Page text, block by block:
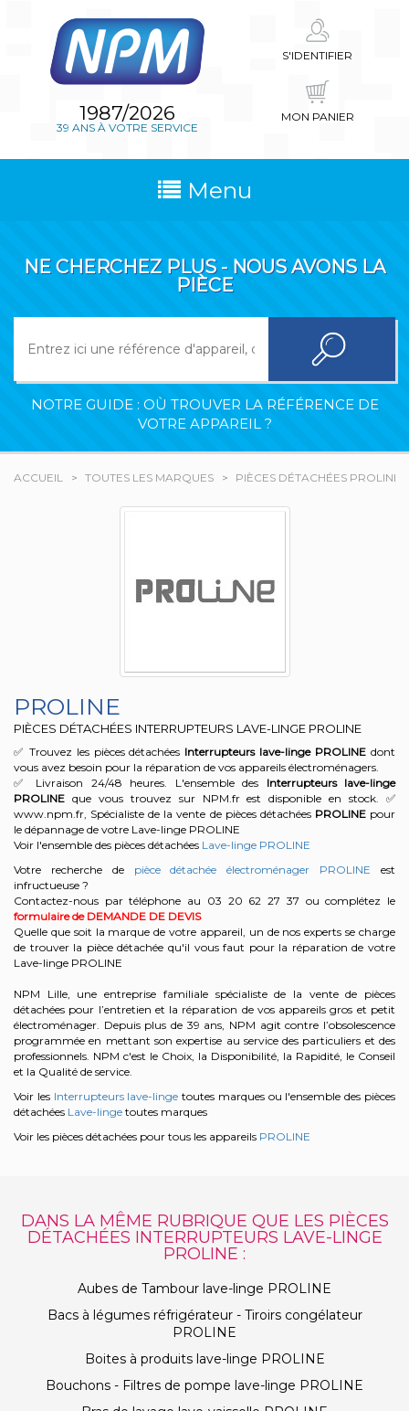
1987/2026
39 ANS À VOTRE SERVICE
S'IDENTIFIER
MON PANIER
Menu
NE CHERCHEZ PLUS - NOUS AVONS LA
PIÈCE
NOTRE GUIDE : OÙ TROUVER LA RÉFÉRENCE DE
VOTRE APPAREIL ?
ACCUEIL TOUTES LES MARQUES PIÈCES DÉTACHÉES PROLINE
PROLINE
PIÈCES DÉTACHÉES INTERRUPTEURS LAVE-LINGE PROLINE
✅ Trouvez les pièces détachées Interrupteurs lave-linge PROLINE dont
vous avez besoin pour la réparation de vos appareils électroménagers.
✅ Livraison 24/48 heures. L'ensemble des Interrupteurs lave-linge
PROLINE que vous trouvez sur NPM.fr est disponible en stock. ✅
www.npm.fr, Spécialiste de la vente de pièces détachées PROLINEpour
le dépannage de votre Lave-linge PROLINE
Voir l'ensemble des pièces détachées Lave-linge PROLINE
Votre recherche de pièce détachée électroménager PROLINE est
infructueuse ?
Contactez-nous par téléphone au 03 20 62 27 37 ou complétez le
formulaire de DEMANDE DE DEVIS
Quelle que soit la marque de votre appareil, un de nos experts se charge
de trouver la pièce détachée qu'il vous faut pour la réparation de votre
Lave-linge PROLINE
NPM Lille, une entreprise familiale spécialiste de la vente de pièces
détachées pour l’entretien et la réparation de vos appareils gros et petit
électroménager. Depuis plus de 39 ans, NPM agit contre l’obsolescence
programmée en mettant son expertise au service des particuliers et des
professionnels. NPM c'est le Choix, la Disponibilité, la Rapidité, le Conseil
et la Qualité de service.
Voir les Interrupteurs lave-linge toutes marques ou l'ensemble des pièces
détachées Lave-linge toutes marques
Voir les pièces détachées pour tous les appareils PROLINE
DANS LA MÊME RUBRIQUE QUE LES PIÈCES
DÉTACHÉES INTERRUPTEURS LAVE-LINGE
PROLINE :
Aubes de Tambour lave-linge PROLINE
Bacs à légumes réfrigérateur - Tiroirs congélateur
PROLINE
Boites à produits lave-linge PROLINE
Bouchons - Filtres de pompe lave-linge PROLINE